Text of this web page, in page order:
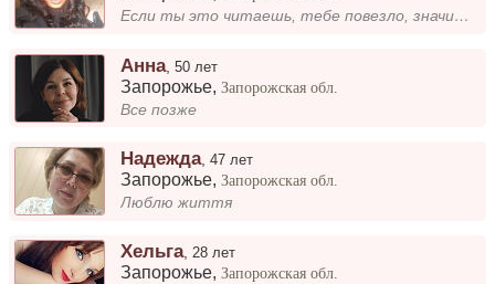
Если ты это читаешь, тебе повезло, значит наши пути пересеклись. )
Анна,50 лет
Запорожье,Запорожская обл.
Все позже
Надежда,47 лет
Запорожье,Запорожская обл.
Люблю життя
Хельга,28 лет
Запорожье,Запорожская обл.